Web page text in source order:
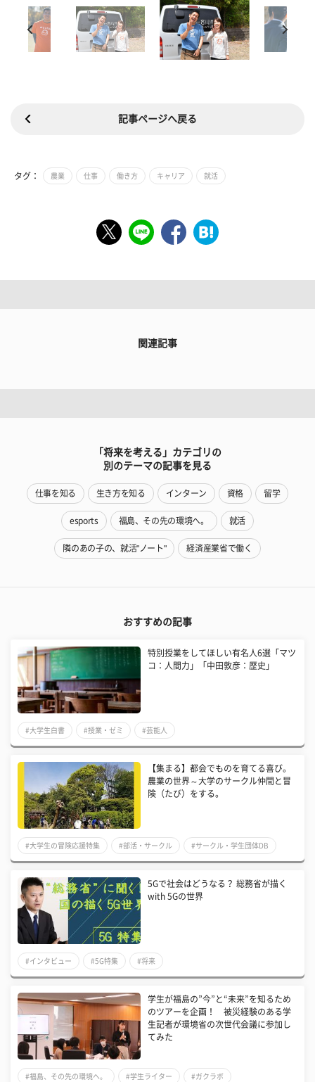
記事ページへ戻る
タグ： 農業 仕事 働き方 キャリア 就活
関連記事
「将来を考える」カテゴリの
別のテーマの記事を見る
仕事を知る 生き方を知る インターン 資格 留学
esports 福島、その先の環境へ。 就活
隣のあの子の、就活"ノート" 経済産業省で働く
おすすめの記事
特別授業をしてほしい有名人6選「マツ
コ：人間力」「中田敦彦：歴史」
#大学生白書 #授業・ゼミ #芸能人
【集まる】都会でものを育てる喜び。
農業の世界～大学のサークル仲間と冒
険（たび）をする。
#大学生の冒険応援特集 #部活・サークル #サークル・学生団体DB
5Gで社会はどうなる？ 総務省が描く
with 5Gの世界
#インタビュー #5G特集 #将来
学生が福島の”今”と“未来”を知るため
のツアーを企画！ 被災経験のある学
生記者が環境省の次世代会議に参加し
てみた
#福島、その先の環境へ。 #学生ライター #ガクラボ